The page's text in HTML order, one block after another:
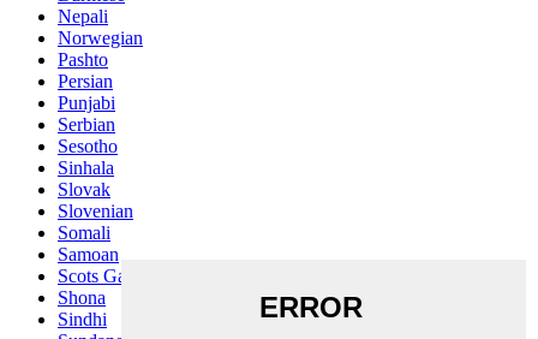
Nepali
Norwegian
Pashto
Persian
Punjabi
Serbian
Sesotho
Sinhala
Slovak
Slovenian
Somali
Samoan
Scots Gaelic
Shona
Sindhi